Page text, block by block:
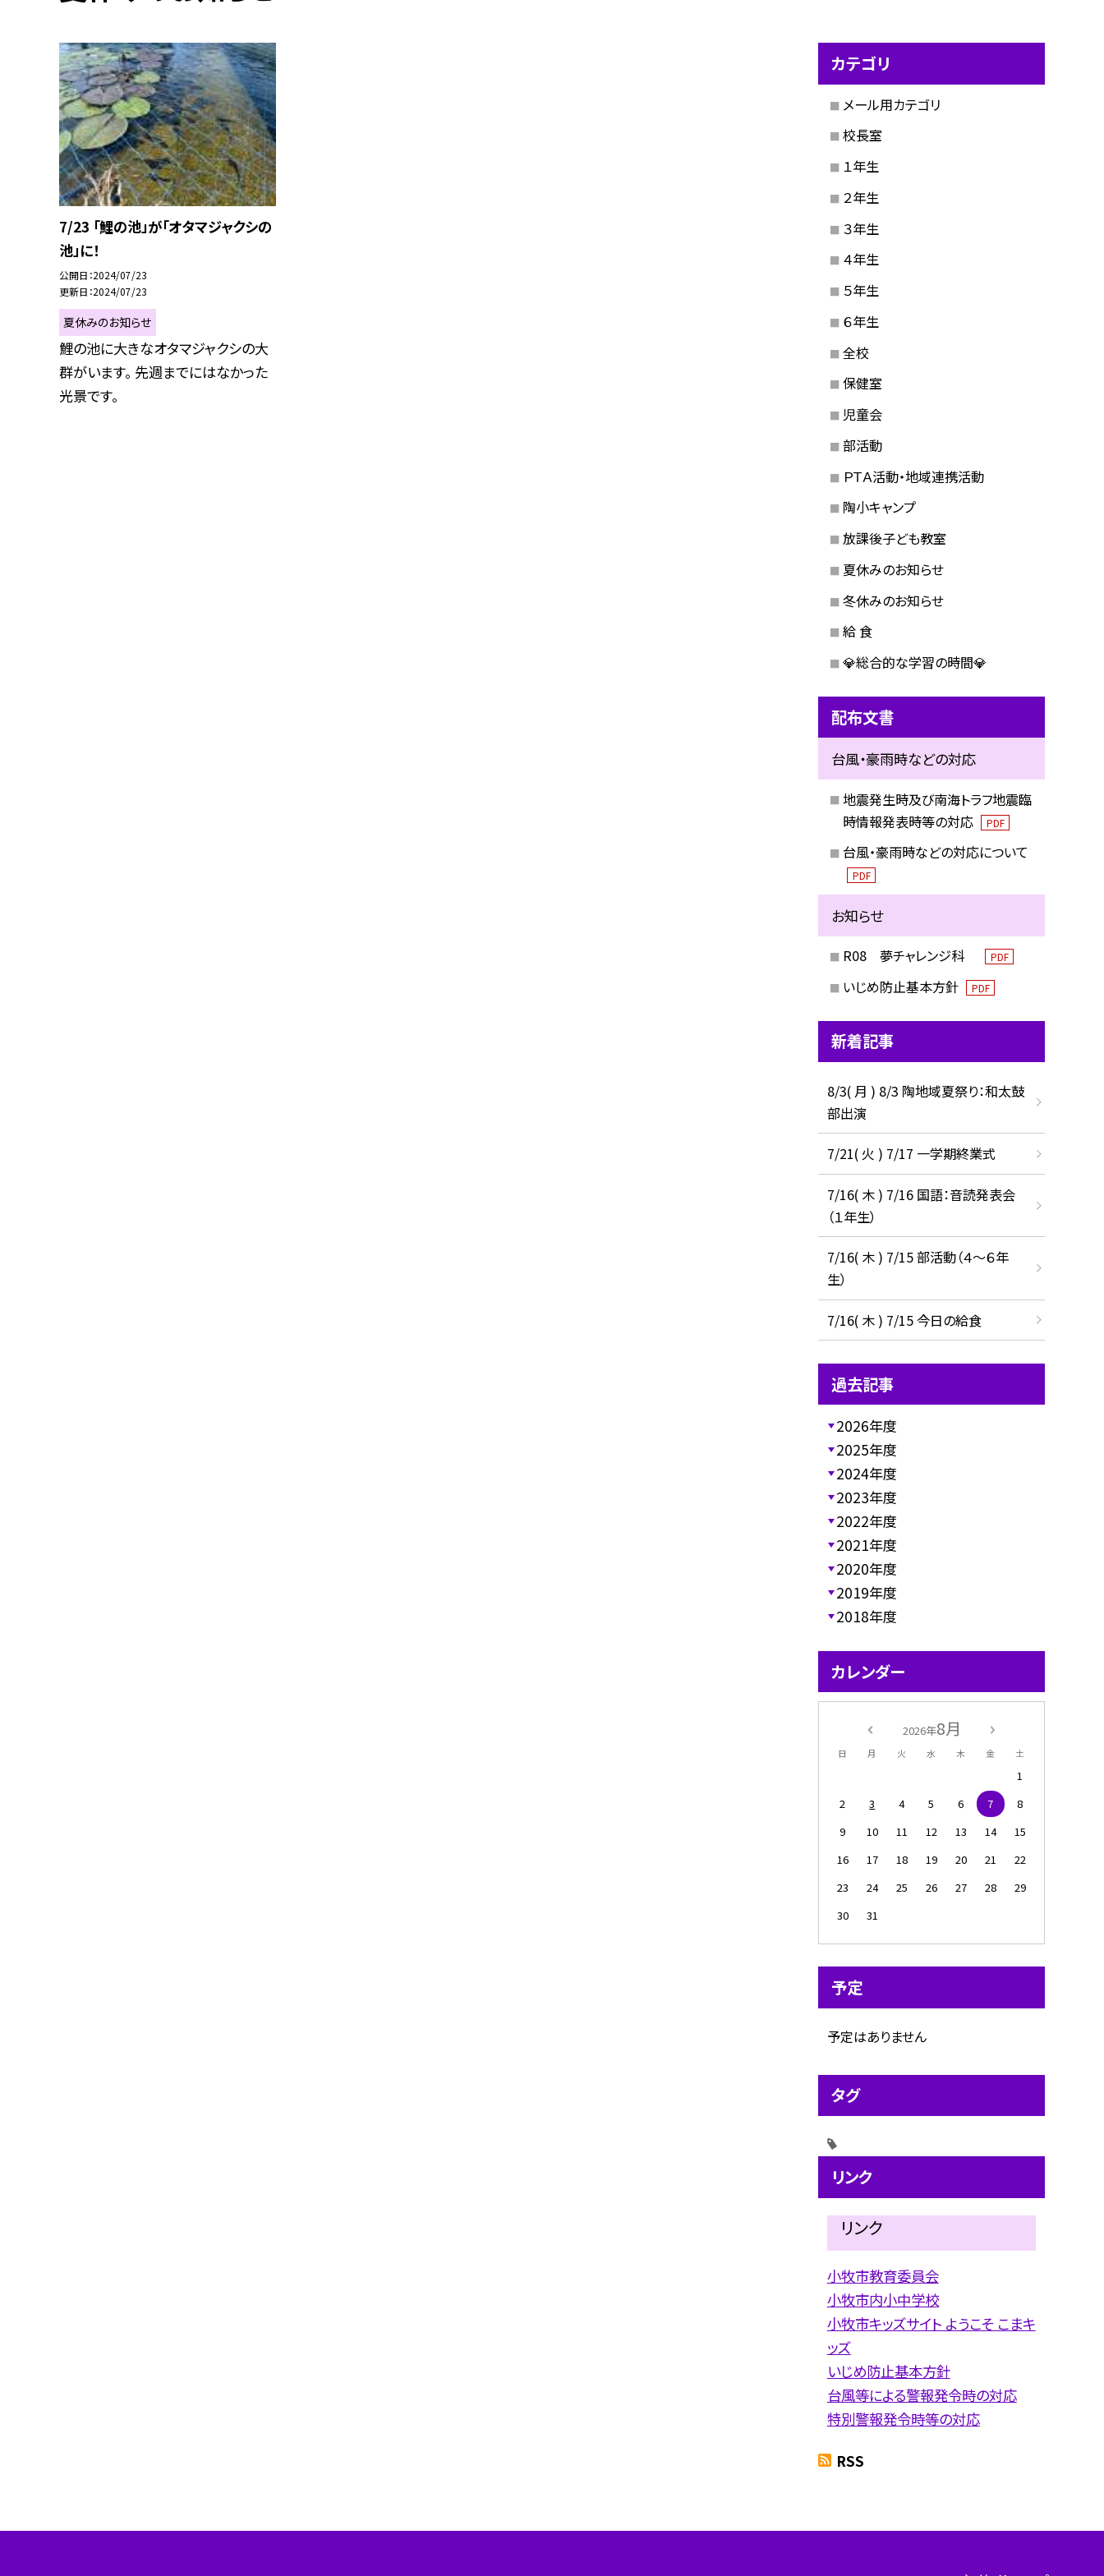
7/23 「鯉の池」が「オタマジャクシの
池」に！
公開日 2024/07/23
更新日 2024/07/23
夏休みのお知らせ
鯉の池に大きなオタマジャクシの大
群がいます。 先週までにはなかった
光景です。
カテゴリ
メール用カテゴリ
校長室
１年生
２年生
３年生
４年生
５年生
６年生
全校
保健室
児童会
部活動
ＰＴＡ活動・地域連携活動
陶小キャンプ
放課後子ども教室
夏休みのお知らせ
冬休みのお知らせ
給 食
💎総合的な学習の時間💎
配布文書
台風・豪雨時などの対応
地震発生時及び南海トラフ地震臨
時情報発表時等の対応
PDF
台風・豪雨時などの対応について
PDF
お知らせ
R08 夢チャレンジ科 PDF
いじめ防止基本方針 PDF
新着記事
8/3( 月 ) 8/3 陶地域夏祭り：和太鼓
部出演
7/21( 火 ) 7/17 一学期終業式
7/16( 木 ) 7/16 国語：音読発表会
（１年生）
7/16( 木 ) 7/15 部活動（４～６年
生）
7/16( 木 ) 7/15 今日の給食
過去記事
2026年度
2025年度
2024年度
2023年度
2022年度
2021年度
2020年度
2019年度
2018年度
カレンダー
2026年8月
日 月 火 水 木 金 土
1
2
3 4 5 6 7
8
9
10 11 12 13 14
15
16
17 18 19 20 21
22
23
24 25 26 27 28
29
30
31
予定
予定はありません
タグ
リンク
リンク
小牧市教育委員会
小牧市内小中学校
小牧市キッズサイト ようこそ こまキ
ッズ
いじめ防止基本方針
台風等による警報発令時の対応
特別警報発令時等の対応
RSS